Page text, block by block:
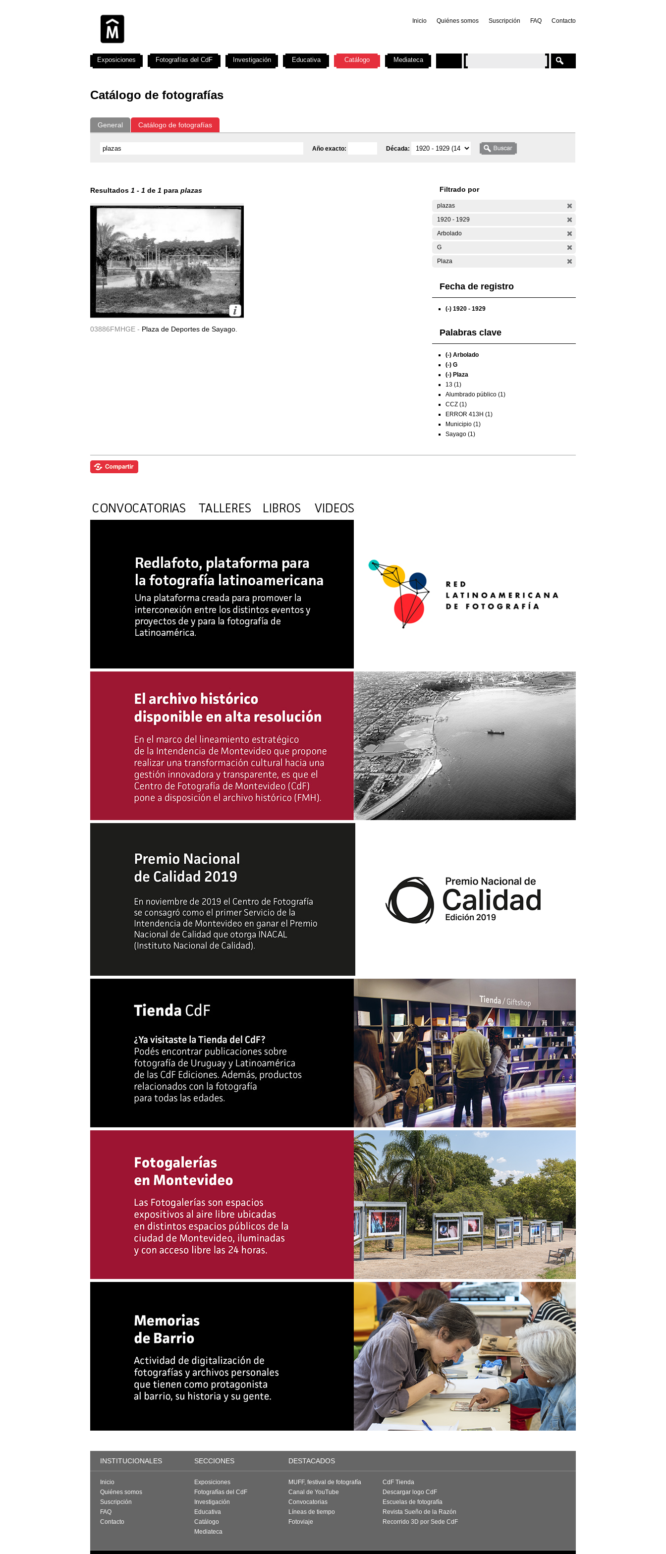
Inicio Quiénes somos Suscripción FAQ Contacto
Catálogo de fotografías
General Catálogo de fotografías
Año exacto: Década:
Resultados 1 - 1 de 1 para plazas
03886FMHGE - Plaza de Deportes de Sayago.
Filtrado por
plazas
1920 - 1929
Arbolado
G
Plaza
Fecha de registro
(-) 1920 - 1929
Palabras clave
(-) Arbolado
(-) G
(-) Plaza
13 (1)
Alumbrado público (1)
CCZ (1)
ERROR 413H (1)
Municipio (1)
Sayago (1)
Exposiciones Fotografías del CdF Investigación Educativa Catálogo Mediateca
INSTITUCIONALES SECCIONES DESTACADOS
Inicio
Quiénes somos
Suscripción
FAQ
Contacto
Exposiciones
Fotografías del CdF
Investigación
Educativa
Catálogo
Mediateca
MUFF, festival de fotografía
Canal de YouTube
Convocatorias
Líneas de tiempo
Fotoviaje
CdF Tienda
Descargar logo CdF
Escuelas de fotografía
Revista Sueño de la Razón
Recorrido 3D por Sede CdF